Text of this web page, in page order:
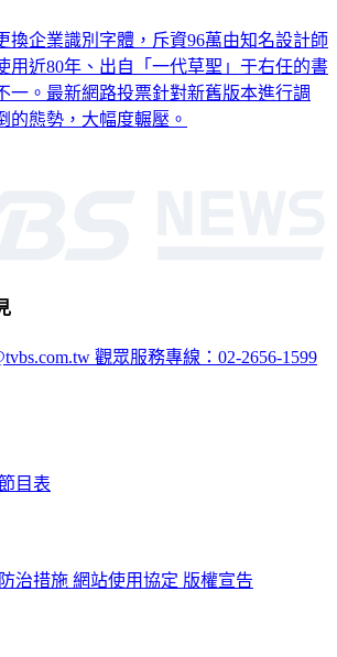
換企業識別字體，斥資96萬由知名設計師
用近80年、出自「一代草聖」于右任的書
一。最新網路投票針對新舊版本進行調
的態勢，大幅度輾壓。
觀眾服務專線：02-2656-1599
目表
治措施 網站使用協定 版權宣告